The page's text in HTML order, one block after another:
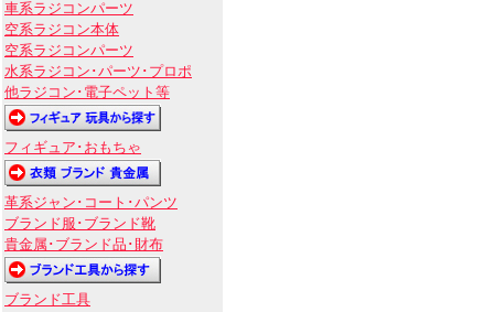
車系ラジコンパーツ
空系ラジコン本体
空系ラジコンパーツ
水系ラジコン･パーツ･プロポ
他ラジコン･電子ペット等
フィギュア･おもちゃ
革系ジャン･コート･パンツ
ブランド服･ブランド靴
貴金属･ブランド品･財布
ブランド工具